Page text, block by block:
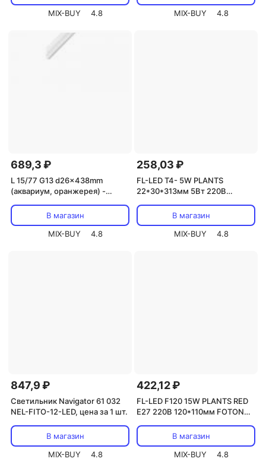
MIX-BUY
4.8
MIX-BUY
4.8
689,3 ₽
L 15/77 G13 d26x438mm
(аквариум, оранжерея) -
теплиц, цена за 1 шт.
В магазин
MIX-BUY
4.8
258,03 ₽
FL-LED T4- 5W PLANTS
22*30*313мм 5Вт 220В
растений без кабеля, цена за 1
шт.
В магазин
MIX-BUY
4.8
847,9 ₽
Светильник Navigator 61 032
NEL-FITO-12-LED, цена за 1 шт.
В магазин
MIX-BUY
4.8
422,12 ₽
FL-LED F120 15W PLANTS RED
E27 220В 120*110мм FOTON
В магазин
MIX-BUY
4.8